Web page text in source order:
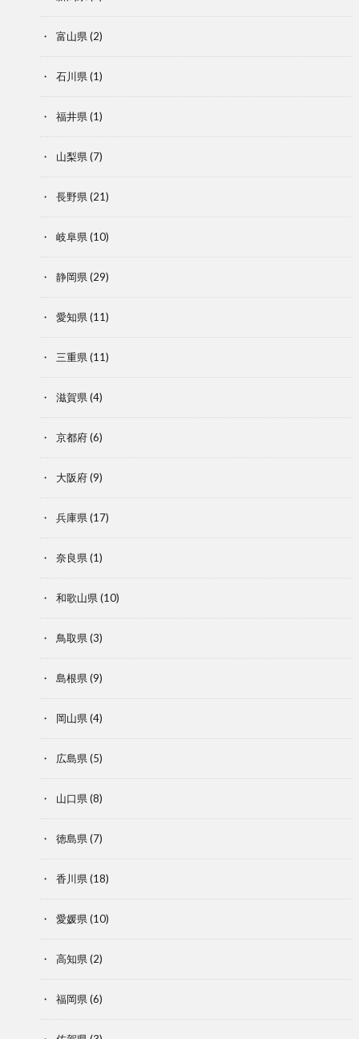
富山県(2)
石川県(1)
福井県(1)
山梨県(7)
長野県(21)
岐阜県(10)
静岡県(29)
愛知県(11)
三重県(11)
滋賀県(4)
京都府(6)
大阪府(9)
兵庫県(17)
奈良県(1)
和歌山県(10)
鳥取県(3)
島根県(9)
岡山県(4)
広島県(5)
山口県(8)
徳島県(7)
香川県(18)
愛媛県(10)
高知県(2)
福岡県(6)